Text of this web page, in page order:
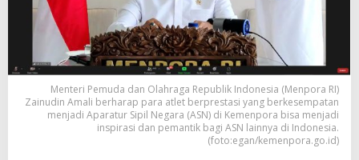
H
a
r
a
p
A
S
N
A
Menteri Pemuda dan Olahraga Republik Indonesia (Menpora RI)
Zainudin Amali berharap para atlet berprestasi yang berkesempatan
menjadi Aparatur Sipil Negara (ASN) di Kemenpora bisa menjadi
inspirasi dan pemantik bagi ASN lainnya di Indonesia.
(foto:egan/kemenpora.go.id)